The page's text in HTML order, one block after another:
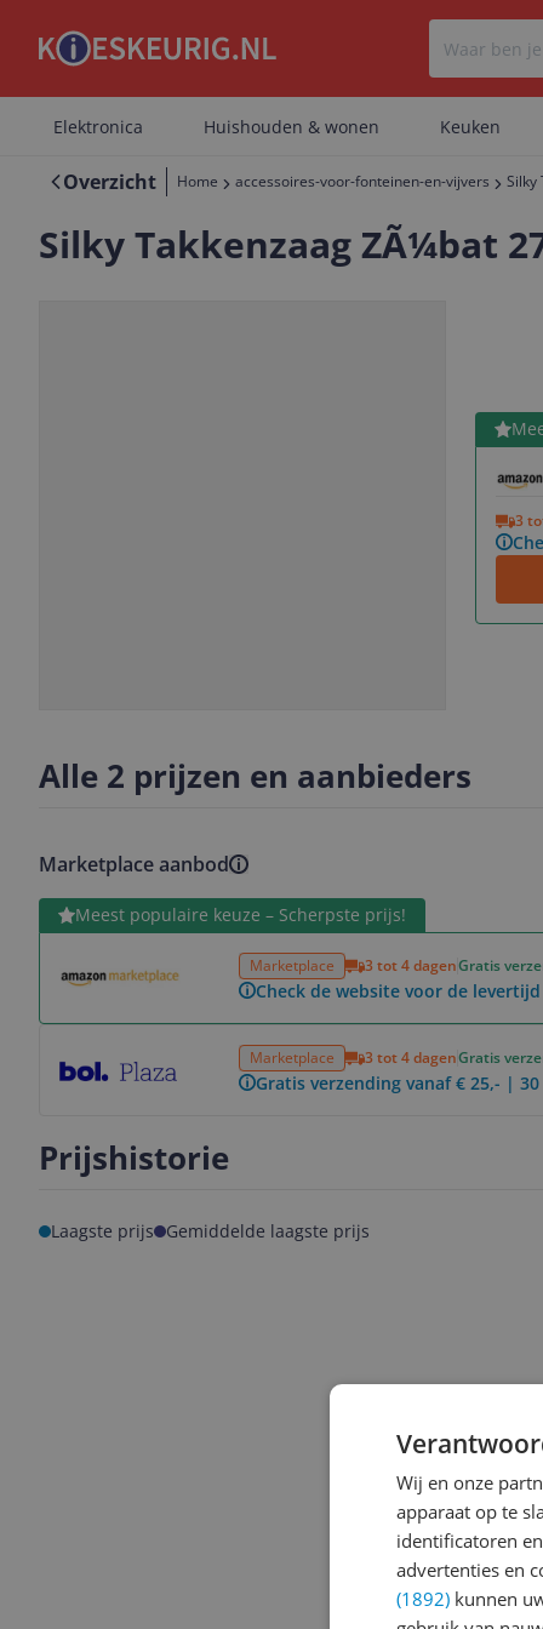
Elektronica Huishouden & wonen Keuken
Overzicht Home accessoires-voor-fonteinen-en-vijvers Silky
Silky Takkenzaag ZÃ¼bat
3
Bekijk
Alle 2 prijzen en aanbieders
Marketplace aanbod
Meest populaire keuze – Scherpste prijs!
Marketplace 3 tot 4 dagenGratis
Check de website voor de
Bekijk product
Marketplace 3 tot 4 dagenGratis
Gratis verzending vanaf € 25,- |
Prijshistorie
Laagste prijs Gemiddelde laagste prijs
Wij en onze
apparaat op te
identificatoren
advertenties en
(1892) kunnen